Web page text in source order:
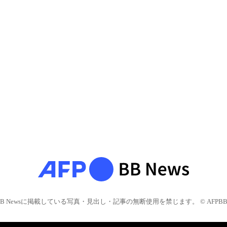
Newsに掲載している写真・見出し・記事の無断使用を禁じます。 © AFPBB